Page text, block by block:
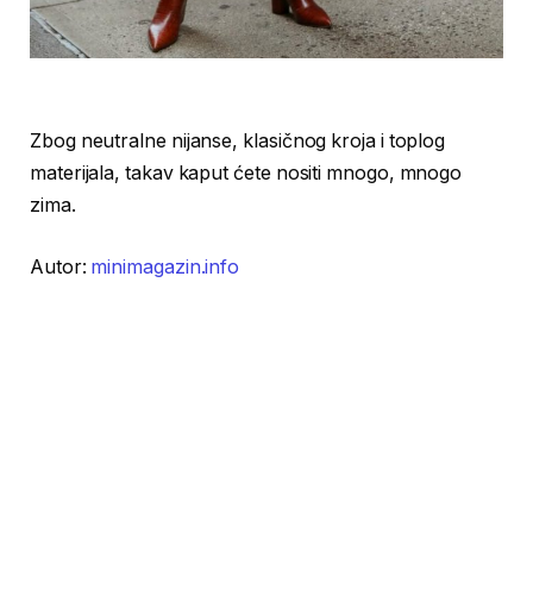
Zbog neutralne nijanse, klasičnog kroja i toplog
materijala, takav kaput ćete nositi mnogo, mnogo
zima.
Autor: minimagazin.info